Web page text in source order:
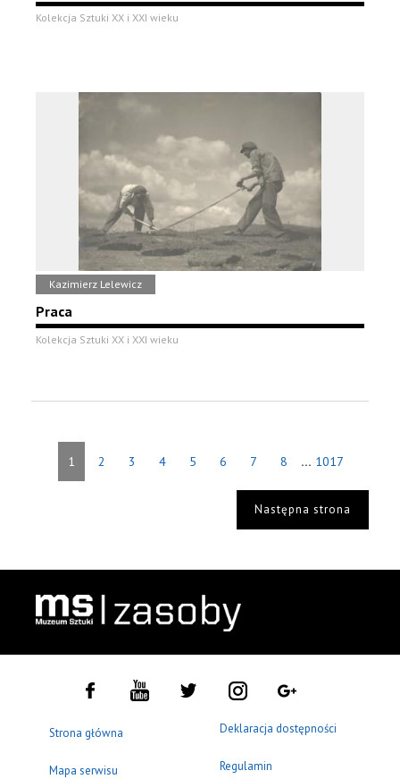
Kolekcja Sztuki XX i XXI wieku
Kazimierz Lelewicz
Praca
Kolekcja Sztuki XX i XXI wieku
1 2 3 4 5 6 7 8 ... 1017
Następna strona
Strona główna
Mapa serwisu
Deklaracja dostępności
Regulamin